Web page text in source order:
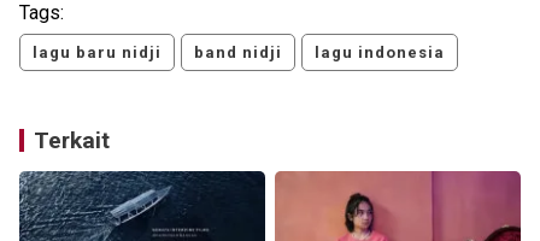
Tags:
lagu baru nidji band nidji lagu indonesia
Terkait